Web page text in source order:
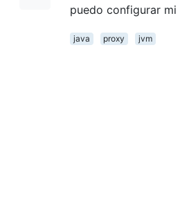
puedo configurar
java proxy
jvm